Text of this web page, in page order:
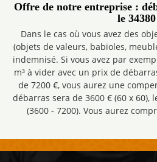
Offre de notre entreprise :
le 34380
Dans le cas où vous avez des
(objets de valeurs, babioles,
indemnisé. Si vous avez par
m³ à vider avec un prix de
de 7200 €, vous aurez une
débarras sera de 3600 € (60 x 60),
(3600 - 7200). Vous aurez